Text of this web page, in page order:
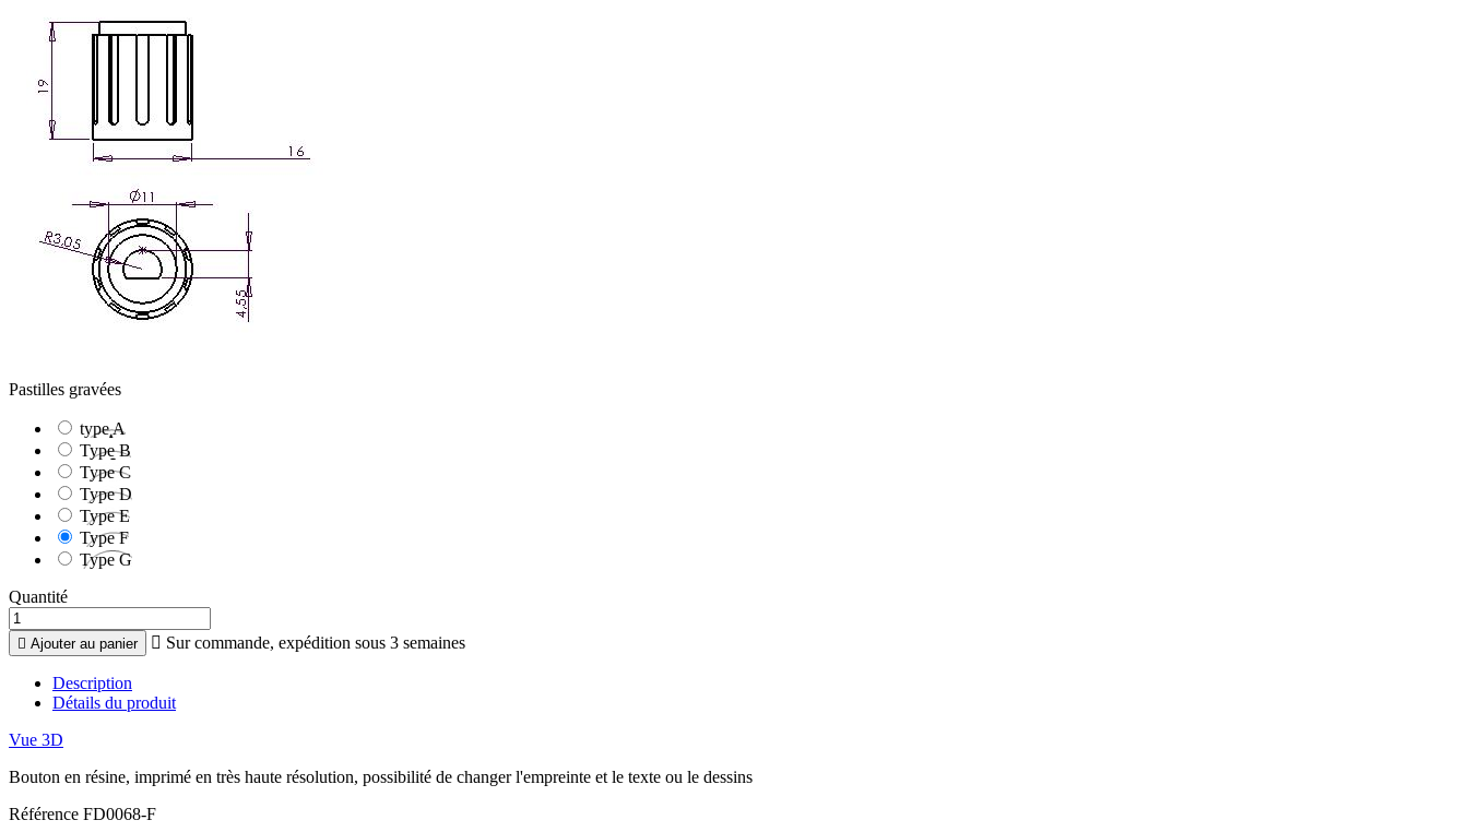
Pastilles gravées
type A
Type B
Type C
Type D
Type E
Type F
Type G
Quantité
 Ajouter au panier  Sur commande, expédition sous 3 semaines
Description
Détails du produit
Vue 3D
Bouton en résine, imprimé en très haute résolution, possibilité de changer l'empreinte et le texte ou le dessins
Référence FD0068-F